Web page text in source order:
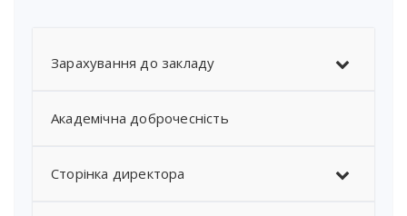
Зарахування до закладу
Академічна доброчесність
Сторінка директора